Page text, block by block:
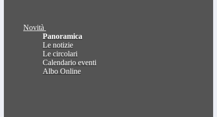
Novità
Panoramica
Le notizie
Le circolari
Calendario eventi
Albo Online